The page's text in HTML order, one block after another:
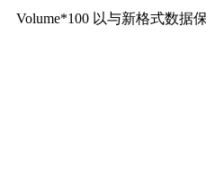
Volume*100 以与新格式数据